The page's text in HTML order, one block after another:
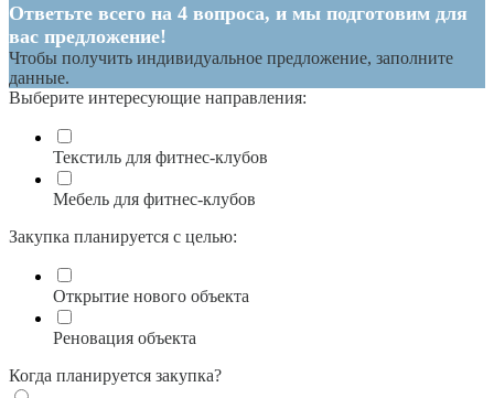
Ответьте всего на 4 вопроса, и мы подготовим для
вас предложение!
Чтобы получить индивидуальное предложение, заполните
данные.
Выберите интересующие направления:
Текстиль для фитнес-клубов
Мебель для фитнес-клубов
Закупка планируется с целью:
Открытие нового объекта
Реновация объекта
Когда планируется закупка?